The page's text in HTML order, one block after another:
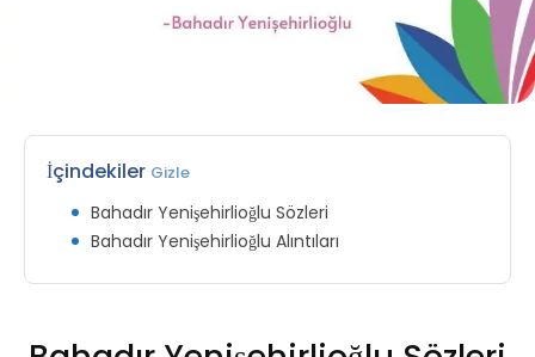
İçindekiler Gizle
Bahadır Yenişehirlioğlu Sözleri
Bahadır Yenişehirlioğlu Alıntıları